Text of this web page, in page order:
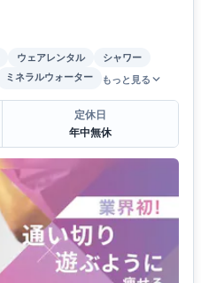
ウェアレンタル
シャワー
ミネラルウォーター もっと見る
定休日
年中無休